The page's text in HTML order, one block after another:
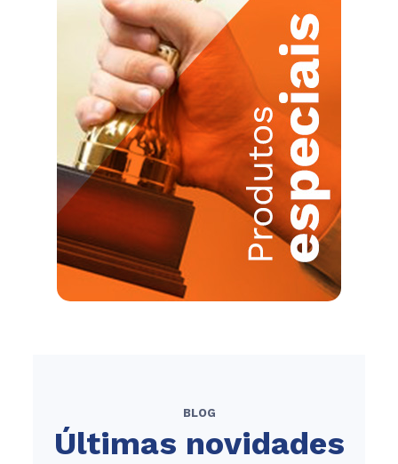
BLOG
Últimas novidades